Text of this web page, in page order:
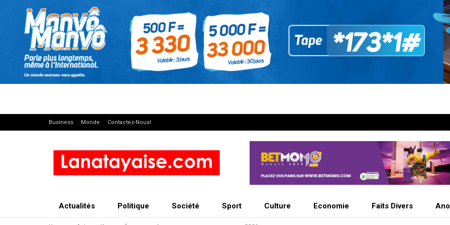
Business Monde Contactez-Nous!
Actualités Politique Société Sport Culture Economie Faits Divers